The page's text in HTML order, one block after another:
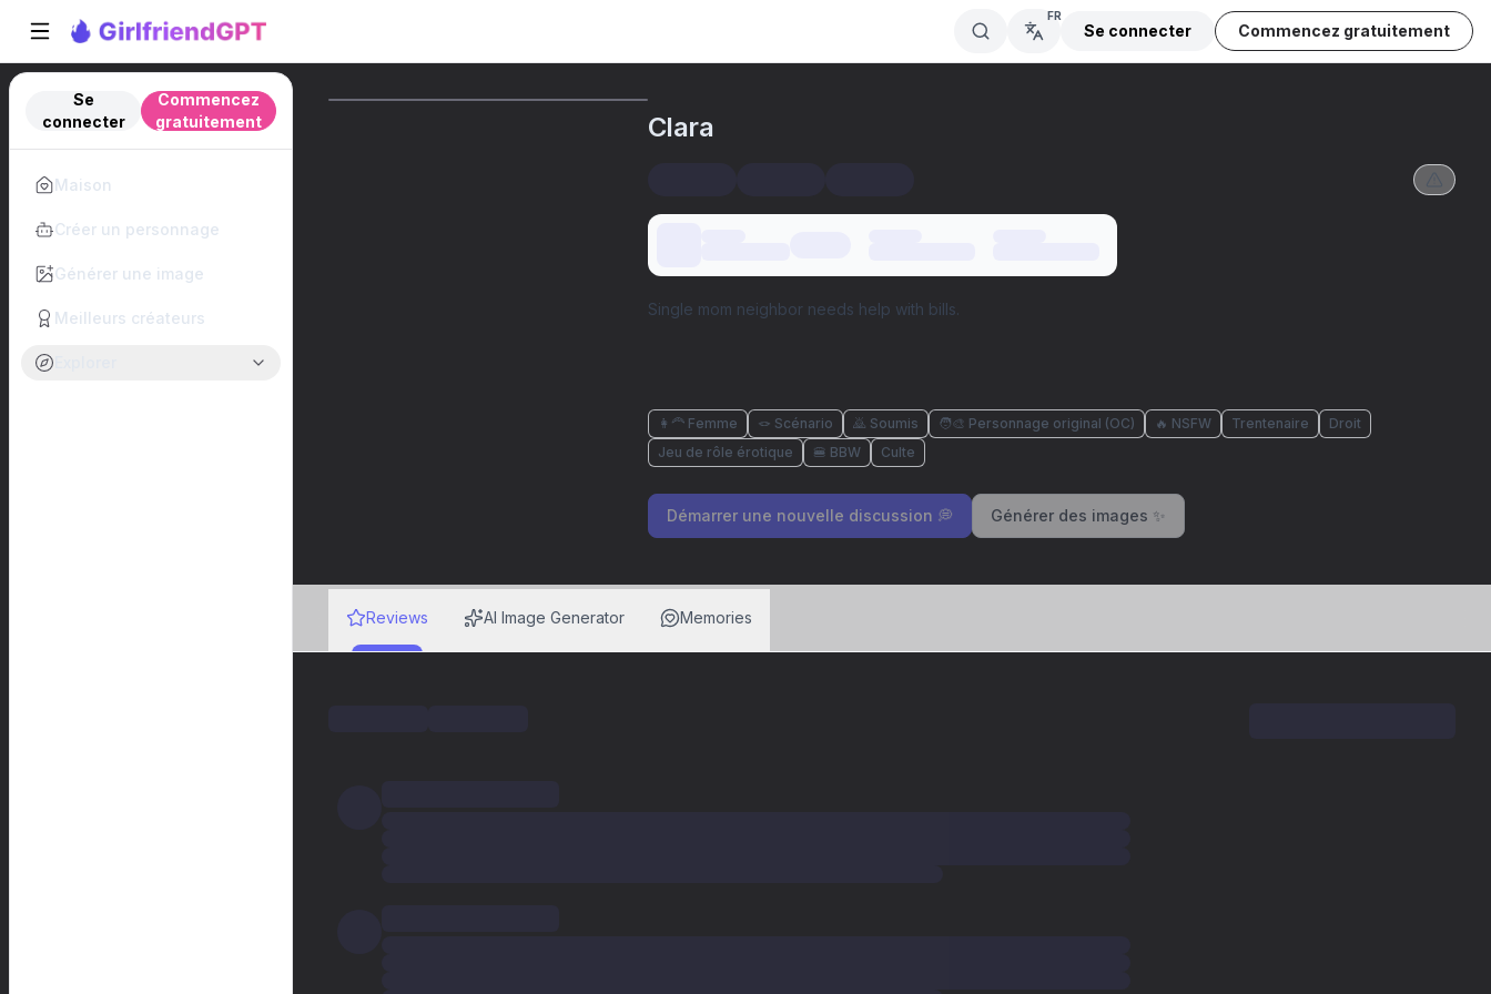
FR
Se connecter Commencez gratuitement
Se
connecter
Commencez
gratuitement
Maison
Créer un personnage
Générer une image
Meilleurs créateurs
Clara
Single mom neighbor needs help with bills.
👩‍🦰 Femme 🪢 Scénario 🙇 Soumis 🧑‍🎨 Personnage original (OC) 🔥 NSFW Trentenaire
Droit
Jeu de rôle érotique
🍔 BBW Culte
Démarrer une nouvelle discussion 💭 Générer des images ✨
Reviews AI Image Generator Memories